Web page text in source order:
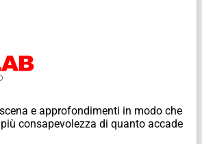
e approfondimenti in modo che
consapevolezza di quanto accade